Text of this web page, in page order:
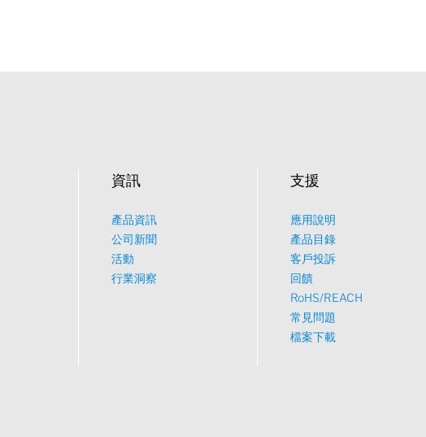
資訊
產品資訊
公司新聞
活動
行業洞察
支援
應用說明
產品目錄
客戶投訴
回饋
RoHS/REACH
常見問題
檔案下載